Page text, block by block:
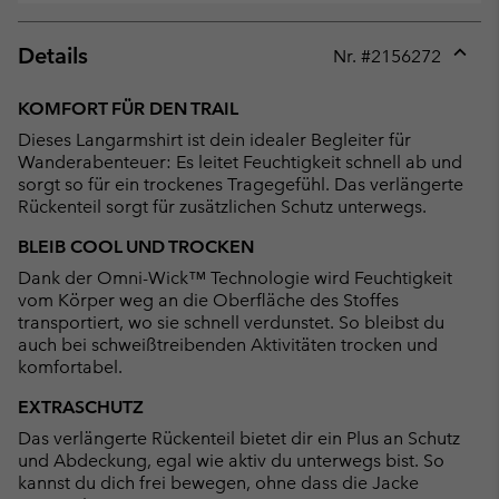
Details Nr. #2156272
KOMFORT FÜR DEN TRAIL
Dieses Langarmshirt ist dein idealer Begleiter für
Wanderabenteuer: Es leitet Feuchtigkeit schnell ab und
sorgt so für ein trockenes Tragegefühl. Das verlängerte
Rückenteil sorgt für zusätzlichen Schutz unterwegs.
BLEIB COOL UND TROCKEN
Dank der Omni-Wick™ Technologie wird Feuchtigkeit
vom Körper weg an die Oberfläche des Stoffes
transportiert, wo sie schnell verdunstet. So bleibst du
auch bei schweißtreibenden Aktivitäten trocken und
komfortabel.
EXTRASCHUTZ
Das verlängerte Rückenteil bietet dir ein Plus an Schutz
und Abdeckung, egal wie aktiv du unterwegs bist. So
kannst du dich frei bewegen, ohne dass die Jacke